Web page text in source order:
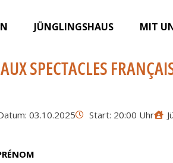
JÜNGLINGSHAUS MIT
SPECTACLES
03.10.2025 Start: 20:00 Uhr